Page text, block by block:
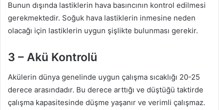
Bunun dışında lastiklerin hava basıncının kontrol edilmesi
gerekmektedir. Soğuk hava lastiklerin inmesine neden
olacağı için lastiklerin uygun şişlikte bulunması gerekir.
3 – Akü Kontrolü
Akülerin dünya genelinde uygun çalışma sıcaklığı 20-25
derece arasındadır. Bu derece arttığı ve düştüğü taktirde
çalışma kapasitesinde düşme yaşanır ve verimli çalışmaz.